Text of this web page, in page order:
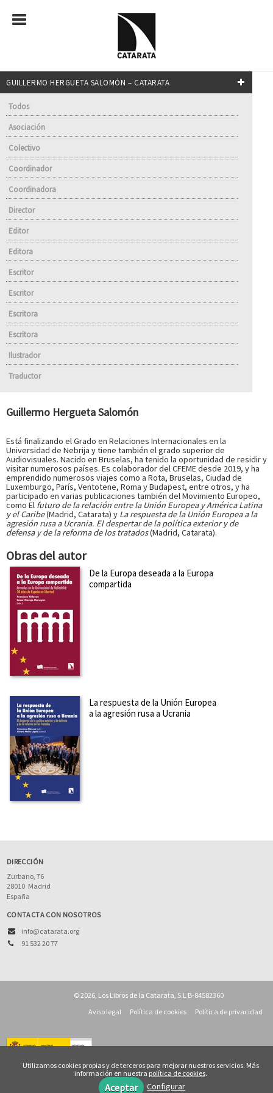
GUILLERMO HERGUETA SALOMÓN – CATARATA
Todos
Asociación
Colectivo
Coordinador
Coordinadora
Director
Editor
Editora
Escritor
Escritor
Escritora
Escritora
Ilustrador
Traductor
Guillermo Hergueta Salomón
Está finalizando el Grado en Relaciones Internacionales en la
Universidad de Nebrija y tiene también el grado superior de
Audiovisuales. Nacido en Bruselas, ha tenido la oportunidad de residir y
visitar numerosos países. Es colaborador del CFEME desde 2019, y ha
emprendido numerosos viajes como a Rota, Bruselas, Ciudad de
Luxemburgo, París, Ventotene, Roma y Budapest, entre otros, y ha
participado en varias publicaciones también del Movimiento Europeo,
como El futuro de la relación entre la Unión Europea y América Latina
y el Caribe(Madrid, Catarata) y La respuesta de la Unión Europea a la
agresión rusa a Ucrania. El despertar de la política exterior y de
defensa y de la reforma de los tratados(Madrid, Catarata).
Obras del autor
De la Europa deseada a la Europa
compartida
La respuesta de la Unión Europea
a la agresión rusa a Ucrania
DIRECCIÓN
Zurbano, 76
28010 Madrid
España
CONTACTA CON NOSOTROS
info@catarata.org
91 532 20 77
© 2026, Los Libros de la Catarata, S.L B-84582360
Aviso legal
Política de cookies Política de privacidad
Utilizamos cookies propias y de terceros para mejorar nuestros servicios. Más
información en nuestra política de cookies.
Aceptar Configurar